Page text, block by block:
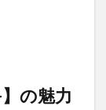
の魅力